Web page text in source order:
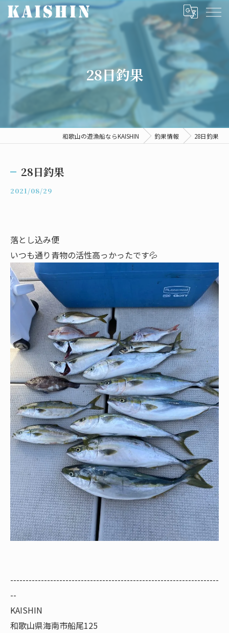
28日釣果
和歌山の遊漁船ならKAISHIN 釣果情報 28日釣果
28日釣果
2021/08/29
落とし込み便
いつも通り青物の活性高っかったです💦
--------------------------------------------------------------------
--
KAISHIN
和歌山県海南市船尾125